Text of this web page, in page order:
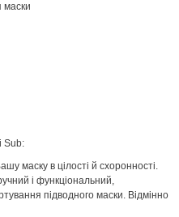
маски
Sub:
маску в цілості й схоронності.
і функціональний,
підводного маски. Відмінно